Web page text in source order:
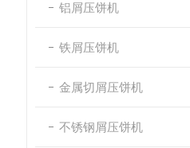
铝屑压饼机
铁屑压饼机
金属切屑压饼机
不锈钢屑压饼机